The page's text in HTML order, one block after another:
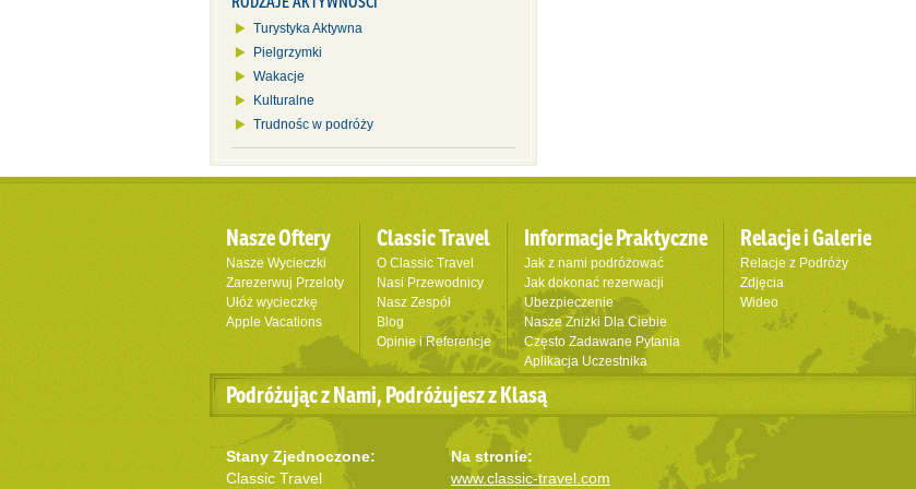
Turystyka Aktywna
Pielgrzymki
Wakacje
Kulturalne
Trudnośc w podróży
Nasze Oftery
Nasze Wycieczki
Zarezerwuj Przeloty
Ułóż wycieczkę
Apple Vacations
Classic Travel
O Classic Travel
Nasi Przewodnicy
Nasz Zespół
Blog
Opinie i Referencje
Informacje Praktyczne
Jak z nami podróżować
Jak dokonać rezerwacji
Ubezpieczenie
Nasze Zniżki Dla Ciebie
Często Zadawane Pytania
Aplikacja Uczestnika
Relacje i Galerie
Relacje z Podróży
Zdjęcia
Wideo
Podróżując z Nami, Podróżujesz z Klasą
Stany Zjednoczone:
Classic Travel
Na stronie:
www.classic-travel.com